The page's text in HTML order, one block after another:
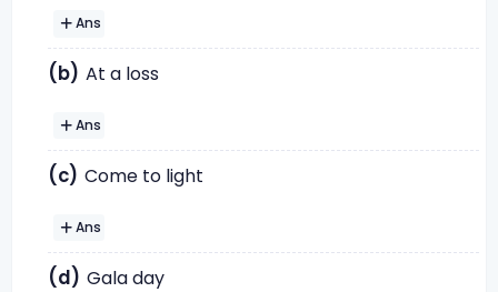
Ans
(b) At a loss
Ans
(c) Come to light
Ans
(d) Gala day